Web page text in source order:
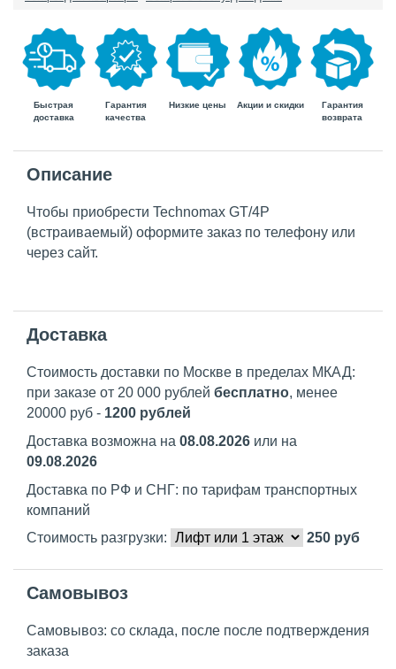
Быстрая
доставка
Гарантия
качества
Низкие цены Акции и скидки
Гарантия
возврата
Описание
Чтобы приобрести Technomax GT/4P
(встраиваемый) оформите заказ по телефону или
через сайт.
Доставка
Стоимость доставки по Москве в пределах МКАД:
при заказе от 20 000 рублей бесплатно, менее
20000 руб - 1200 рублей
Доставка возможна на 08.08.2026 или на
09.08.2026
Доставка по РФ и СНГ: по тарифам транспортных
компаний
Стоимость разгрузки:
250 руб
Самовывоз
Самовывоз: со склада, после после подтверждения
заказа